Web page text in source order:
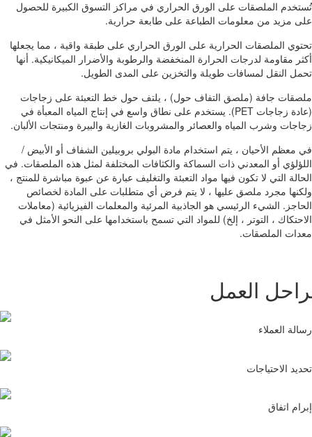
تُستخدم الملصقات على الورق الحراري في مراكز التسوق الكبيرة للحصول
على مزيد من معلومات الطباعة على طابعة حرارية.
تحتوي الملصقات الحرارية على الورق الحراري على طبقة واقية ، مما يجعلها
أكثر مقاومة لدرجات الحرارة المنخفضة والرطوبة والأضرار الميكانيكية. أنها
تحمل النقل لمسافات طويلة والتخزين على المدى الطويل.
ملصقات جافة (ملصق التفاف حول) ، يلتف حول خط التعبئة على زجاجات
(عادة زجاجات PET). يستخدم على نطاق واسع في إنتاج المياه المعبأة في
زجاجات وشرب المياه والعصائر والمشروبات الغازية والبيرة ومنتجات الألبان.
في معظم الأحيان ، يتم استخدام مادة البولي بروبيلين الشفاف أو الأبيض /
اللؤلؤي أو المعدني ذات السماكة والكثافات المختلفة لمثل هذه الملصقات. في
الحالة التي لا تكون فيها مواد التعبئة والتغليف عبارة عن عبوة مباشرة للمنتج ،
ولكنها مجرد ملصق عليها ، لا يتم فرض أي متطلبات على المادة لخصائص
الحاجز. الشيء الرئيسي هو الجاذبية المرئية والمعلمات الفيزيائية (معاملات
الاحتكاك ، التوتر ، إلخ) للمواد التي تسمح باستخدامها على النحو الأمثل في
معدات الملصقات.
العمل
رسالة العملاء
تحديد الاحتياجات
إبرام اتفاق